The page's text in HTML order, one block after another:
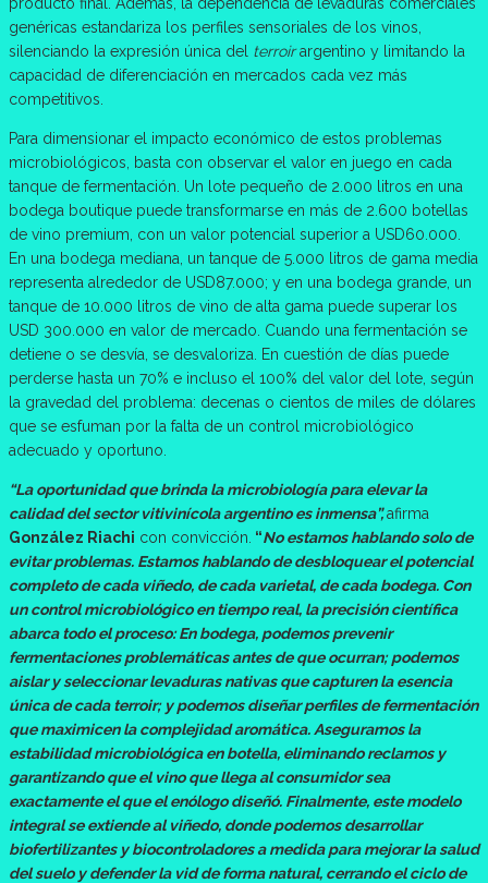
genéricas estandariza los perfiles sensoriales de los vinos,
silenciando la expresión única del terroirargentino y limitando la
capacidad de diferenciación en mercados cada vez más
competitivos.
Para dimensionar el impacto económico de estos problemas
microbiológicos, basta con observar el valor en juego en cada
tanque de fermentación. Un lote pequeño de 2.000 litros en una
bodega boutique puede transformarse en más de 2.600 botellas
de vino premium, con un valor potencial superior a USD60.000.
En una bodega mediana, un tanque de 5.000 litros de gama media
representa alrededor de USD87.000; y en una bodega grande, un
tanque de 10.000 litros de vino de alta gama puede superar los
USD 300.000 en valor de mercado. Cuando una fermentación se
detiene o se desvía, se desvaloriza. En cuestión de días puede
perderse hasta un 70% e incluso el 100% del valor del lote, según
la gravedad del problema: decenas o cientos de miles de dólares
que se esfuman por la falta de un control microbiológico
adecuado y oportuno.
“La oportunidad que brinda la microbiología para elevar la
calidad del sector vitivinícola argentino es inmensa”,afirma
González Riachi con convicción. “No estamos hablando solo de
evitar problemas. Estamos hablando de desbloquear el potencial
completo de cada viñedo, de cada varietal, de cada bodega. Con
un control microbiológico en tiempo real, la precisión científica
abarca todo el proceso: En bodega, podemos prevenir
fermentaciones problemáticas antes de que ocurran; podemos
aislar y seleccionar levaduras nativas que capturen la esencia
única de cada terroir; y podemos diseñar perfiles de fermentación
que maximicen la complejidad aromática. Aseguramos la
estabilidad microbiológica en botella, eliminando reclamos y
garantizando que el vino que llega al consumidor sea
exactamente el que el enólogo diseñó. Finalmente, este modelo
integral se extiende al viñedo, donde podemos desarrollar
biofertilizantes y biocontroladores a medida para mejorar la salud
del suelo y defender la vid de forma natural, cerrando el ciclo de